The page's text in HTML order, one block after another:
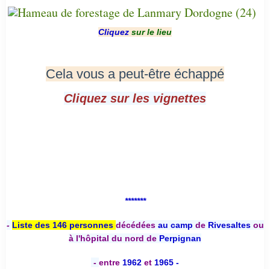
Cliquez sur le lieu
Cela vous a peut-être échappé
Cliquez sur les vignettes
*******
- Liste des 146 personnes décédées au camp deRivesaltesou
à l'hôpital du nord de Perpignan
- entre 1962 et 1965 -